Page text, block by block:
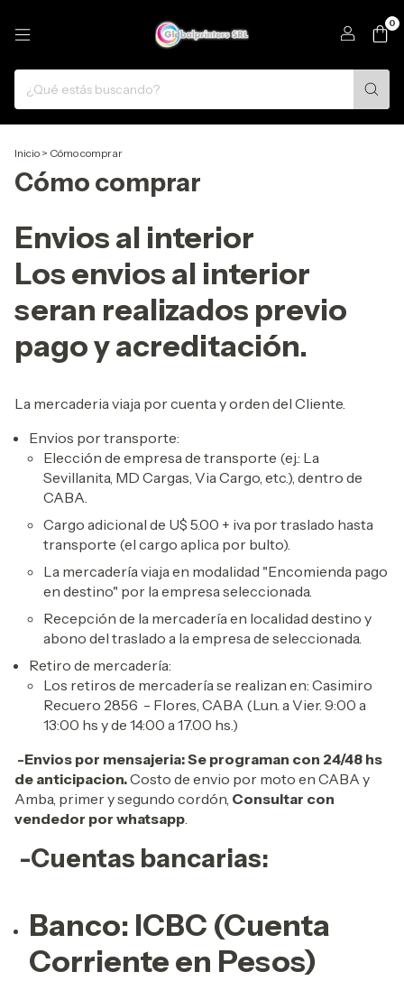
0
Inicio > Cómo comprar
Cómo comprar
Envios al interior
Los envios al interior
seran realizados previo
pago y acreditación.
La mercaderia viaja por cuenta y orden del Cliente.
Envios por transporte:
Elección de empresa de transporte (ej.: La
Sevillanita, MD Cargas, Via Cargo, etc.), dentro de
CABA.
Cargo adicional de U$ 5.00 + iva por traslado hasta
transporte (el cargo aplica por bulto).
La mercadería viaja en modalidad "Encomienda pago
en destino" por la empresa seleccionada.
Recepción de la mercadería en localidad destino y
abono del traslado a la empresa de seleccionada.
Retiro de mercadería:
Los retiros de mercadería se realizan en: Casimiro
Recuero 2856 - Flores, CABA (Lun. a Vier. 9:00 a
13:00 hs y de 14:00 a 17.00 hs.)
-Envios por mensajeria: Se programan con 24/48 hs
de anticipacion.Costo de envio por moto en CABA y
Amba, primer y segundo cordón, Consultar con
vendedor por whatsapp.
-Cuentas bancarias:
Banco: ICBC (Cuenta
Corriente en Pesos)